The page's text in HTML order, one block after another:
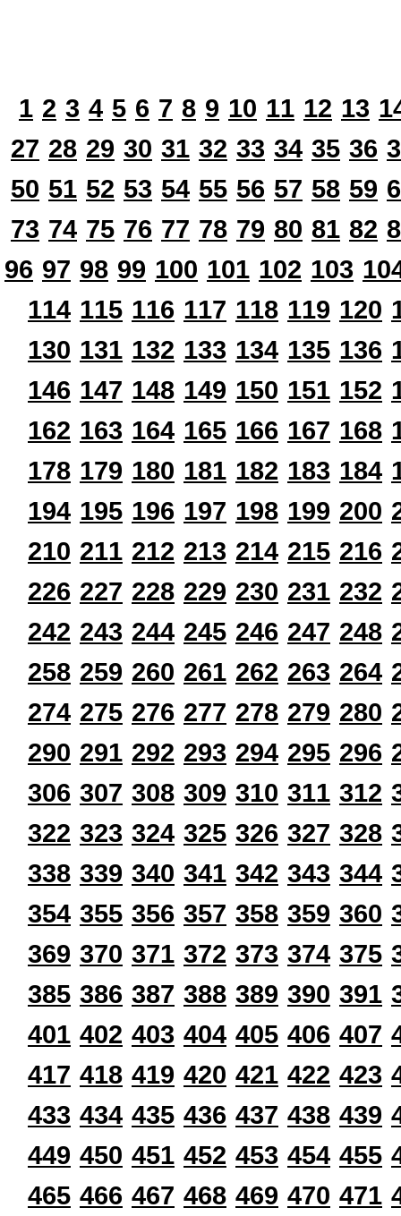
1 2 3 4 5 6 7 8 9 10 11 12 13
27 28 29 30 31 32 33 34 35 36
50 51 52 53 54 55 56 57 58 59
73 74 75 76 77 78 79 80 81 82
96 97 98 99 100 101 102 103
114 115 116 117 118 119 120
130 131 132 133 134 135 136
146 147 148 149 150 151 152
162 163 164 165 166 167 168
178 179 180 181 182 183 184
194 195 196 197 198 199 200
210 211 212 213 214 215 216
226 227 228 229 230 231 232
242 243 244 245 246 247 248
258 259 260 261 262 263 264
274 275 276 277 278 279 280
290 291 292 293 294 295 296
306 307 308 309 310 311 312
322 323 324 325 326 327 328
338 339 340 341 342 343 344
354 355 356 357 358 359 360
369 370 371 372 373 374 375
385 386 387 388 389 390 391
401 402 403 404 405 406 407
417 418 419 420 421 422 423
433 434 435 436 437 438 439
449 450 451 452 453 454 455
465 466 467 468 469 470 471